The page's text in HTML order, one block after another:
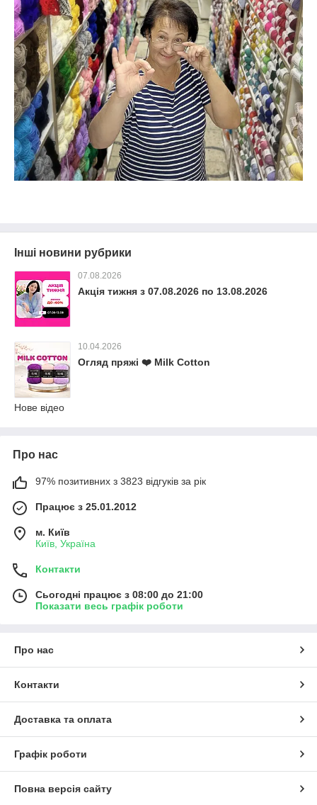
Інші новини рубрики
07.08.2026
Акція тижня з 07.08.2026 по 13.08.2026
10.04.2026
Огляд пряжі ❤️ Milk Cotton
Нове відео
Про нас
97% позитивних з 3823 відгуків за рік
Працює з 25.01.2012
м. Київ
Київ, Україна
Контакти
Сьогодні працює з 08:00 до 21:00
Показати весь графік роботи
Про нас
Контакти
Доставка та оплата
Графік роботи
Повна версія сайту